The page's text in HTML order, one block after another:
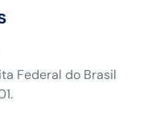
Federal do Brasil